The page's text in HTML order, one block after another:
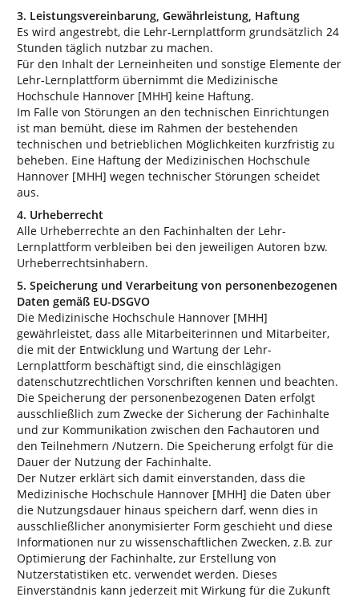
3. Leistungsvereinbarung, Gewährleistung, Haftung
Es wird angestrebt, die Lehr-Lernplattform grundsätzlich 24
Stunden täglich nutzbar zu machen.
Für den Inhalt der Lerneinheiten und sonstige Elemente der
Lehr-Lernplattform übernimmt die Medizinische
Hochschule Hannover [MHH] keine Haftung.
Im Falle von Störungen an den technischen Einrichtungen
ist man bemüht, diese im Rahmen der bestehenden
technischen und betrieblichen Möglichkeiten kurzfristig zu
beheben. Eine Haftung der Medizinischen Hochschule
Hannover [MHH] wegen technischer Störungen scheidet
aus.
4. Urheberrecht
Alle Urheberrechte an den Fachinhalten der Lehr-
Lernplattform verbleiben bei den jeweiligen Autoren bzw.
Urheberrechtsinhabern.
5. Speicherung und Verarbeitung von personenbezogenen
Daten gemäß EU-DSGVO
Die Medizinische Hochschule Hannover [MHH]
gewährleistet, dass alle Mitarbeiterinnen und Mitarbeiter,
die mit der Entwicklung und Wartung der Lehr-
Lernplattform beschäftigt sind, die einschlägigen
datenschutzrechtlichen Vorschriften kennen und beachten.
Die Speicherung der personenbezogenen Daten erfolgt
ausschließlich zum Zwecke der Sicherung der Fachinhalte
und zur Kommunikation zwischen den Fachautoren und
den Teilnehmern /Nutzern. Die Speicherung erfolgt für die
Dauer der Nutzung der Fachinhalte.
Der Nutzer erklärt sich damit einverstanden, dass die
Medizinische Hochschule Hannover [MHH] die Daten über
die Nutzungsdauer hinaus speichern darf, wenn dies in
ausschließlicher anonymisierter Form geschieht und diese
Informationen nur zu wissenschaftlichen Zwecken, z.B. zur
Optimierung der Fachinhalte, zur Erstellung von
Nutzerstatistiken etc. verwendet werden. Dieses
Einverständnis kann jederzeit mit Wirkung für die Zukunft